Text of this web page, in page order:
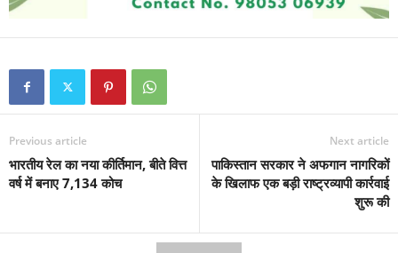
Previous article
भारतीय रेल का नया कीर्तिमान, बीते वित्त
वर्ष में बनाए 7,134 कोच
Next article
पाकिस्तान सरकार ने अफगान नागरिकों
के खिलाफ एक बड़ी राष्ट्रव्यापी कार्रवाई
शुरू की